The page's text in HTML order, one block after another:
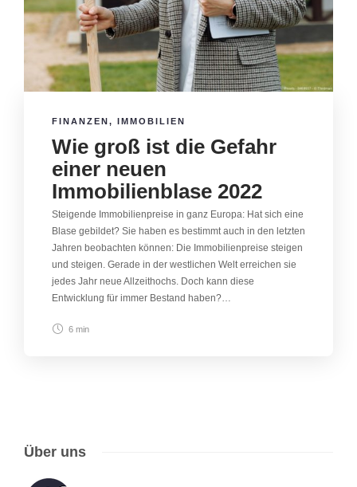
FINANZEN, IMMOBILIEN
Wie groß ist die Gefahr
einer neuen
Immobilienblase 2022
Steigende Immobilienpreise in ganz Europa: Hat sich eine
Blase gebildet? Sie haben es bestimmt auch in den letzten
Jahren beobachten können: Die Immobilienpreise steigen
und steigen. Gerade in der westlichen Welt erreichen sie
jedes Jahr neue Allzeithochs. Doch kann diese
Entwicklung für immer Bestand haben?…
6 min
Über uns